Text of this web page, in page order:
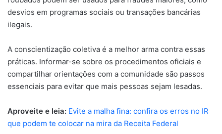
desvios em programas sociais ou transações bancárias
ilegais.
A conscientização coletiva é a melhor arma contra essas
práticas. Informar-se sobre os procedimentos oficiais e
compartilhar orientações com a comunidade são passos
essenciais para evitar que mais pessoas sejam lesadas.
Aproveite e leia: Evite a malha fina: confira os erros no IR
que podem te colocar na mira da Receita Federal